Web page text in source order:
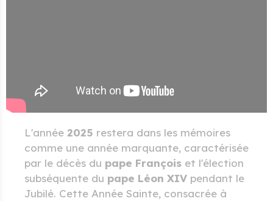
L'année 2025 restera dans les mémoires
comme une année marquante, caractérisée
par le décès du pape François et l'élection
subséquente du pape Léon XIV pendant le
Jubilé. Cette Année Sainte, consacrée à